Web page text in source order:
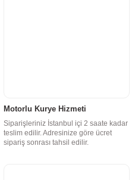
Motorlu Kurye Hizmeti
Siparişleriniz İstanbul içi 2 saate kadar
teslim edilir. Adresinize göre ücret
sipariş sonrası tahsil edilir.